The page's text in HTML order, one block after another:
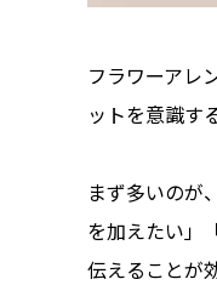
フラワーアレ
ットを意識す
まず多いのが
を加えたい」
伝えることが